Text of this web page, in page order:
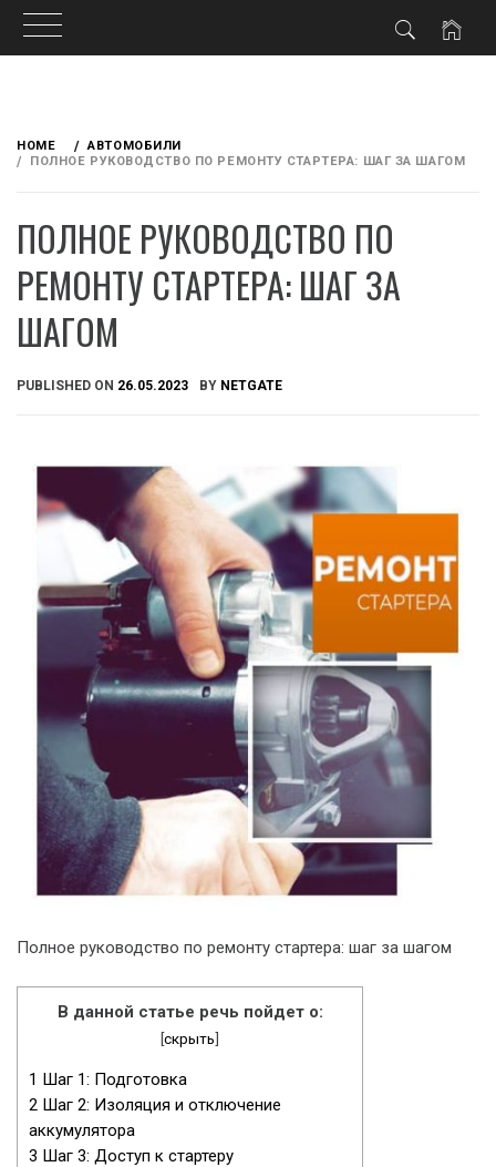
content
HOME
АВТОМОБИЛИ
ПОЛНОЕ РУКОВОДСТВО ПО РЕМОНТУ СТАРТЕРА: ШАГ ЗА ШАГОМ
ПОЛНОЕ РУКОВОДСТВО ПО
РЕМОНТУ СТАРТЕРА: ШАГ ЗА
ШАГОМ
PUBLISHED ON 26.05.2023 BY NETGATE
Полное руководство по ремонту стартера: шаг за шагом
В данной статье речь пойдет о:
[скрыть]
1 Шаг 1: Подготовка
2 Шаг 2: Изоляция и отключение
аккумулятора
3 Шаг 3: Доступ к стартеру